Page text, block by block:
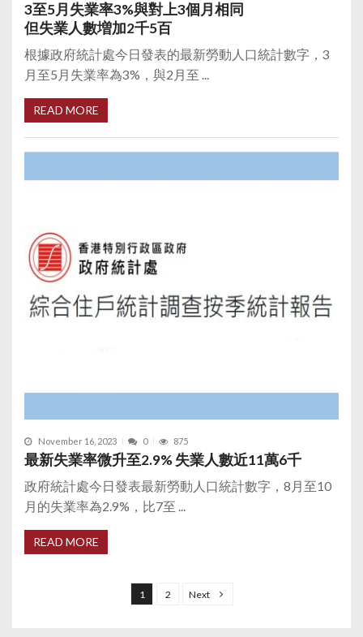
3至5月失業率3%與對上3個月相同
但失業人數増加2千5百
根據政府統計處今日發表的最新勞動人口統計數字，3
月至5月失業率為3%，與2月至 ...
READ MORE
November 16, 2023 0 875
最新失業率微升至2.9% 失業人數近11萬6千
政府統計處今日發表最新勞動人口統計數字，8月至10
月的失業率為2.9%，比7至 ...
READ MORE
1 2 Next